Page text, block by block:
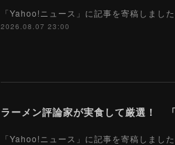
「Yahoo!ニュース」に記事を寄稿しまし
2026.08.07 23:00
「Yahoo!ニュース」に記事を寄稿しまし